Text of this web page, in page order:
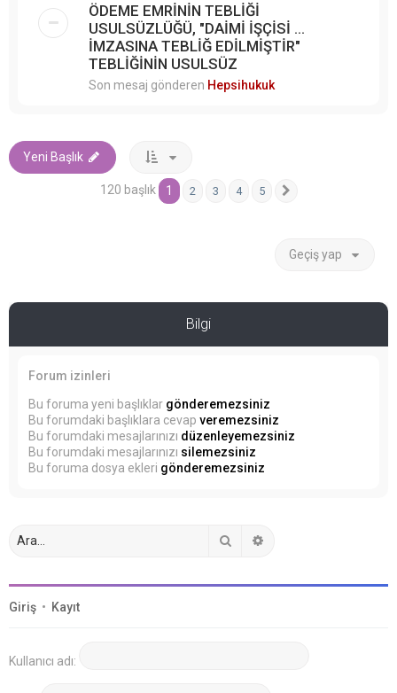
ÖDEME EMRİNİN TEBLİĞİ
USULSÜZLÜĞÜ, "DAİMİ İŞÇİSİ ...
İMZASINA TEBLİĞ EDİLMİŞTİR"
TEBLİĞİNİN USULSÜZ
Son mesaj gönderen Hepsihukuk
Yeni Başlık
120 başlık 1 2 3 4 5
Geçiş yap
Bilgi
Forum izinleri
Bu foruma yeni başlıklar gönderemezsiniz
Bu forumdaki başlıklara cevap veremezsiniz
Bu forumdaki mesajlarınızı düzenleyemezsiniz
Bu forumdaki mesajlarınızı silemezsiniz
Bu foruma dosya ekleri gönderemezsiniz
Giriş • Kayıt
Kullanıcı adı: